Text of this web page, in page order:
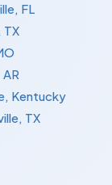
FL
TX
Kentucky
TX